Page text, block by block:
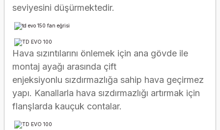
seviyesini düşürmektedir.
Hava sızıntılarını önlemek için ana gövde ile
montaj ayağı arasında çift
enjeksiyonlu sızdırmazlığa sahip hava geçirmez
yapı. Kanallarla hava sızdırmazlığı artırmak için
flanşlarda kauçuk contalar.